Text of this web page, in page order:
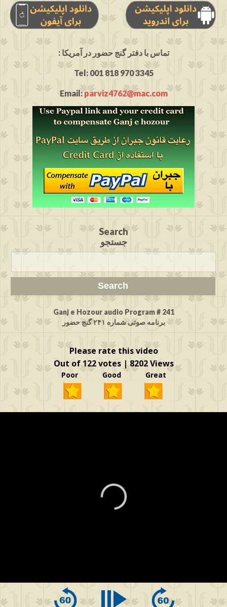
: تماس با دفتر گنج حضور در آمریکا
Tel: 001 818 970 3345
Email:parviz4762@mac.com
Search
جستجو
Ganj e Hozour audio Program # 241
برنامه صوتی شماره ۲۴۱ گنج حضور
Please rate this video
Out of 122 votes | 8202 Views
Poor Good Great
of